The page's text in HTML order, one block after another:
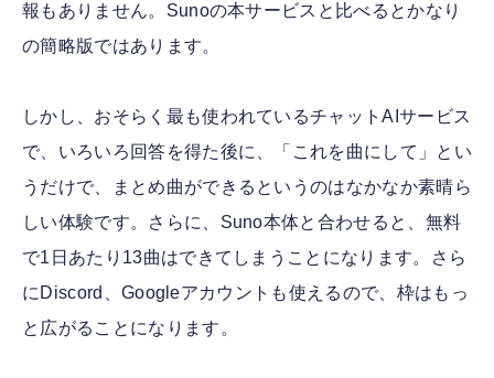
報もありません。Sunoの本サービスと比べるとかなり
の簡略版ではあります。
しかし、おそらく最も使われているチャットAIサービス
で、いろいろ回答を得た後に、「これを曲にして」とい
うだけで、まとめ曲ができるというのはなかなか素晴ら
しい体験です。さらに、Suno本体と合わせると、無料
で1日あたり13曲はできてしまうことになります。さら
にDiscord、Googleアカウントも使えるので、枠はもっ
と広がることになります。